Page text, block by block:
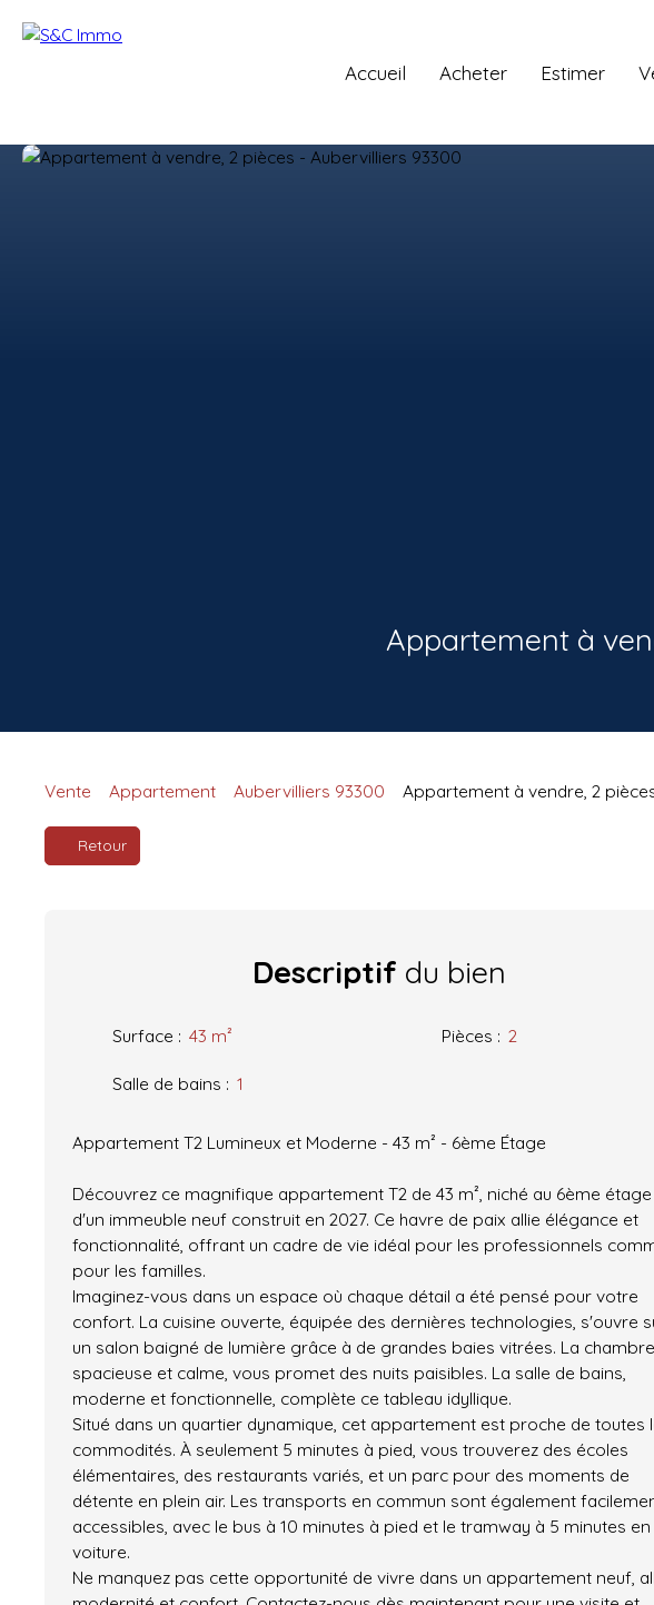
Accueil Acheter Estimer
Appartement à
Vente Appartement Aubervilliers 93300 Appartement à vendre, 2
Retour
Descriptif du bien
Surface : 43 m² Pièces : 2
Salle de bains : 1
Appartement T2 Lumineux et Moderne - 43 m² - 6ème Étage
Découvrez ce magnifique appartement T2 de 43 m², niché au 6ème étage
d'un immeuble neuf construit en 2027. Ce havre de paix allie élégance et
fonctionnalité, offrant un cadre de vie idéal pour les professionnels
pour les familles.
Imaginez-vous dans un espace où chaque détail a été pensé pour votre
confort. La cuisine ouverte, équipée des dernières technologies, s'ouvre
un salon baigné de lumière grâce à de grandes baies vitrées. La chambre,
spacieuse et calme, vous promet des nuits paisibles. La salle de bains,
moderne et fonctionnelle, complète ce tableau idyllique.
Situé dans un quartier dynamique, cet appartement est proche de toutes
commodités. À seulement 5 minutes à pied, vous trouverez des écoles
élémentaires, des restaurants variés, et un parc pour des moments de
détente en plein air. Les transports en commun sont également
accessibles, avec le bus à 10 minutes à pied et le tramway à 5 minutes en
voiture.
Ne manquez pas cette opportunité de vivre dans un appartement neuf,